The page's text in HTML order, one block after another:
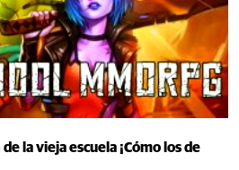
la vieja escuela ¡Cómo los de